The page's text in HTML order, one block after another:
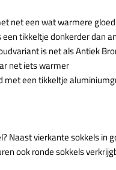
net een wat warmere gloed
een tikkeltje donkerder dan
is net als Antiek
net iets warmer
met een tikkeltje
Naast vierkante sokkels in
ook ronde sokkels